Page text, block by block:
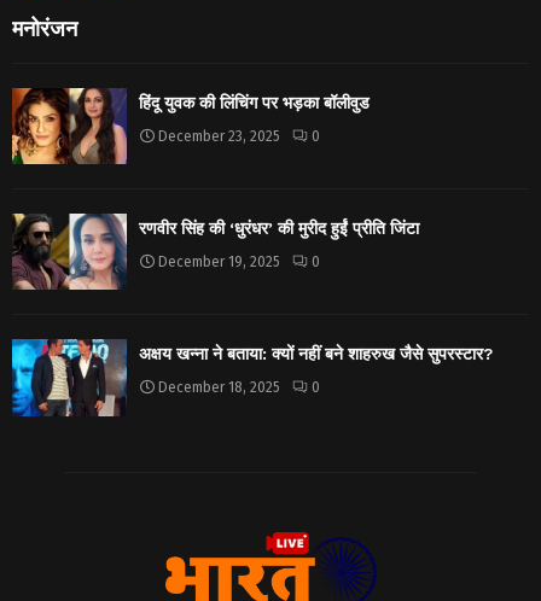
मनोरंजन
हिंदू युवक की लिंचिंग पर भड़का बॉलीवुड
December 23, 2025 0
रणवीर सिंह की ‘धुरंधर’ की मुरीद हुईं प्रीति जिंटा
December 19, 2025 0
अक्षय खन्ना ने बताया: क्यों नहीं बने शाहरुख जैसे सुपरस्टार?
December 18, 2025 0